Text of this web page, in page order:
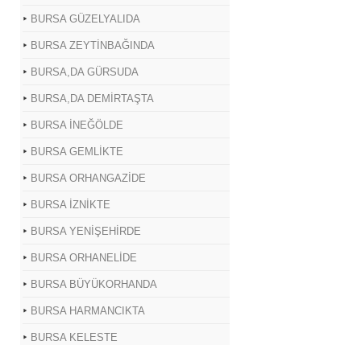
BURSA GÜZELYALIDA
BURSA ZEYTİNBAĞINDA
BURSA,DA GÜRSUDA
BURSA,DA DEMİRTAŞTA
BURSA İNEĞÖLDE
BURSA GEMLİKTE
BURSA ORHANGAZİDE
BURSA İZNİKTE
BURSA YENİŞEHİRDE
BURSA ORHANELİDE
BURSA BÜYÜKORHANDA
BURSA HARMANCIKTA
BURSA KELESTE